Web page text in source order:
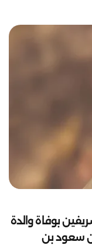
بوفاة والدة
سعود بن